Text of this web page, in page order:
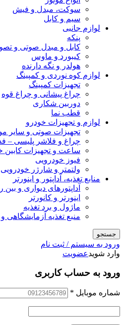
سوکت، مبدل و فیش
سیم و کابل
لوازم جانبی
پنکه
کابل و مبدل صوتی و
کیبورد و ماوس
هولدر و نگه دارنده
لوازم کوه نوردی و کمپینگ
تجهیزات کمپینگ
چراغ پیشانی و چراغ قوه
دوربین شکاری
قطب نما
لوازم و تجهیزات خودرو
تجهیزات صوتی و سایر
چراغ و فلاشر پلیسی –
ساعت و تجهیزات کابین
فیوز خودرویی
ولتمتر و شارژر خودرویی
منابع تغذیه، آداپتور و اینورتر
آداپتورهای دیواری و بین
اینورتر و کانورتر
ماژول و برد تغذیه
منبع تغذیه آزمایشگاهی
جستجو
ورود به سیستم / ثبت نام
وارد شویدعضویت
ورود به حساب کاربری
شماره موبایل *